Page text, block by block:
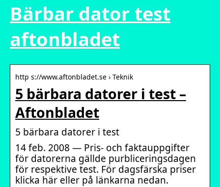
Bärbar dator test
aftonbladet
http s://www.aftonbladet.se › Teknik
5 bärbara datorer i test –
Aftonbladet
5 bärbara datorer i test
14 feb. 2008 — Pris- och faktauppgifter
för datorerna gällde purbliceringsdagen
för respektive test. För dagsfärska priser
klicka här eller på länkarna nedan.